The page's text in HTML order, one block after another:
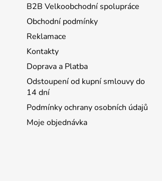
B2B Velkoobchodní spolupráce
Obchodní podmínky
Reklamace
Kontakty
Doprava a Platba
Odstoupení od kupní smlouvy do
14 dní
Podmínky ochrany osobních údajů
Moje objednávka